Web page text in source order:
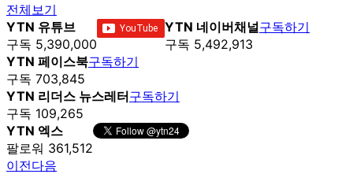
전체보기
YTN 유튜브
구독 5,390,000
YTN 네이버채널
구독 5,492,913
구독하기
YTN 페이스북
구독 703,845
구독하기
YTN 리더스 뉴스레터
구독 109,265
구독하기
YTN 엑스
팔로워 361,512
이전다음